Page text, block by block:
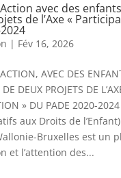
avec des
de l’Axe «
| Fév 16, 2026
AVEC DES
DEUX PROJETS DE
» DU PADE 2020-
aux Droits de
Bruxelles est un
et l’attention des...